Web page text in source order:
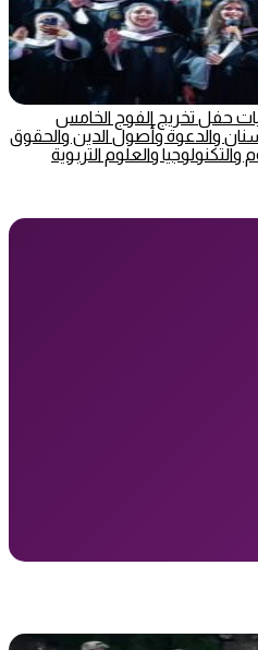
حفل تخريج الفوج الخامس
والدعوة وأصول الدين والحقوق
والعلوم التربوية